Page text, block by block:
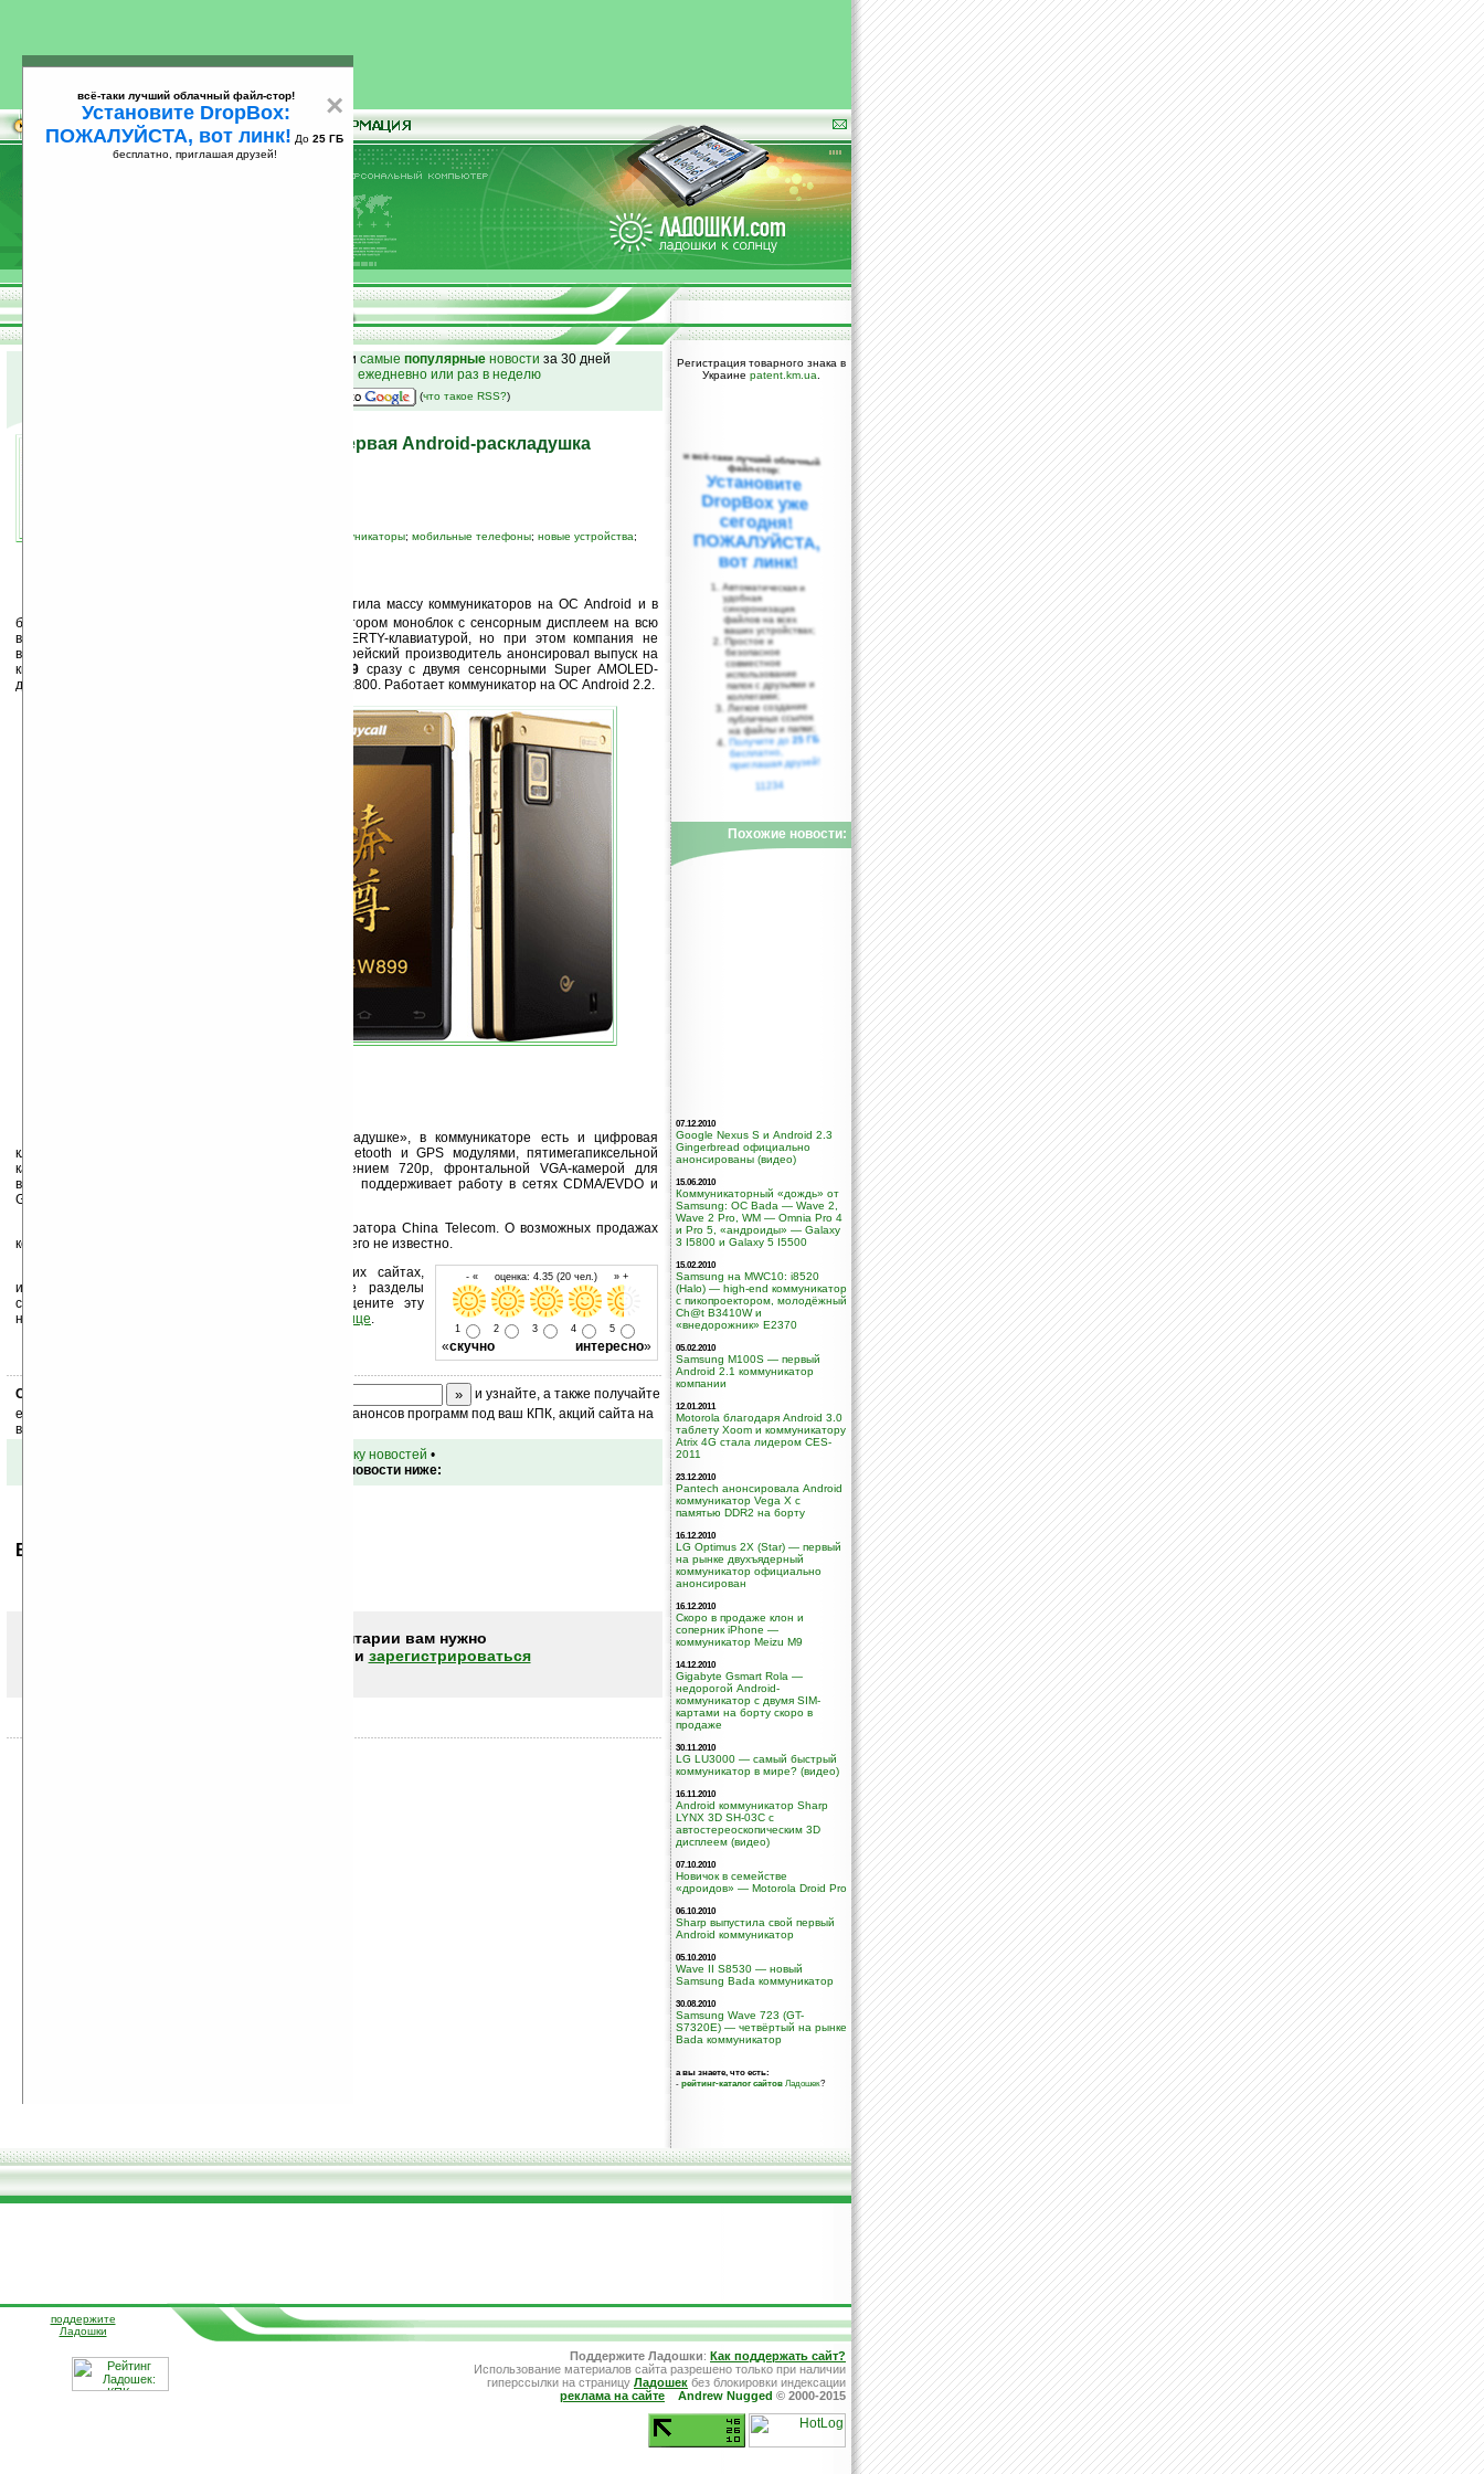
25
и самые популярные новости за 30 дней
на email ежедневно или раз в неделю
(что такое RSS?)
Коммуникатор W899 — первая Android-раскладушка
коммуникаторы; мобильные телефоны; новые устройства;
выпустила массу коммуникаторов на ОС Android и в
большей степени это были устройства с формфактором моноблок с сенсорным дисплеем на всю
величину корпуса или слайдер с выдвижной QWERTY-клавиатурой, но при этом компания не
выпустила ни одной Android-раскладушки. И вот корейский производитель анонсировал выпуск на
китайском рынке коммуникатора-раскладушки
W899сразу с двумя сенсорными Super AMOLED-
дисплеями размером 3.3 дюйма и разрешением 480x800. Работает коммуникатор на ОС Android 2.2.
Как и положено всякой порядочной «раскладушке», в коммуникаторе есть и цифровая
клавиатура. Кроме того, W899 оснащён Wi-Fi, Bluetooth и GPS модулями, пятимегапиксельной
камерой с поддержкой записи видео с разрешением 720p, фронтальной VGA-камерой для
видеозвонков, слотом под microSD карты памяти и поддерживает работу в сетях CDMA/EVDO и
GSM.
В Китае приобрести W899 можно в сети оператора China Telecom. О возможных продажах
коммуникатора за пределами Поднебесной пока ничего не известно.
- « оценка: 4.35 (20 чел.) » +
1 2 3 4 5
«скучно интересно»
Устанавливайте линк на Ладошки на своих сайтах,
изучайте коммерческую информацию, посещайте разделы
сайта (форум, чат, новости, файлы, прочие). Оцените эту
новость и оставьте свой комментарий
ниже на странице.
Скоро
и узнайте, а также получайте
ежедневный или еженедельный дайджест новостей, анонсов программ под ваш КПК, акций сайта на
ваш почтовый ящик.
вернуться к списку новостей •
Обсуждение этой новости ниже:
Ваше мнение будет первым.
Чтобы писать комментарии вам нужно
или зарегистрироваться
Регистрация товарного знака в
Украине patent.km.ua
×
всё-таки лучший облачный файл-стор!
Установите DropBox:
ПОЖАЛУЙСТА, вот линк! До 25 ГБ
бесплатно, приглашая друзей!
и всё-таки лучший облачный
файл-стор:
Установите
DropBox уже
сегодня!
ПОЖАЛУЙСТА,
вот линк!
Автоматическая и
удобная
синхронизация
файлов на всех
ваших устройствах;
Простое и
безопасное
совместное
использование
папок с друзьями и
коллегами;
Легкое создание
публичных ссылок
на файлы и папки;
Получите до25 ГБ
бесплатно,
приглашая друзей!
11234
Похожие новости:
07.12.2010
Google Nexus S и Android 2.3
Gingerbread официально
анонсированы (видео)
15.06.2010
Коммуникаторный «дождь» от
Samsung: ОС Bada — Wave 2,
Wave 2 Pro, WM — Omnia Pro 4
и Pro 5, «андроиды» — Galaxy
3 I5800 и Galaxy 5 I5500
15.02.2010
Samsung на MWC10: i8520
(Halo) — high-end коммуникатор
с пикопроектором, молодёжный
Ch@t B3410W и
«внедорожник» E2370
05.02.2010
Samsung M100S — первый
Android 2.1 коммуникатор
компании
12.01.2011
Motorola благодаря Android 3.0
таблету Xoom и коммуникатору
Atrix 4G стала лидером CES-
2011
23.12.2010
Pantech анонсировала Android
коммуникатор Vega X с
памятью DDR2 на борту
16.12.2010
LG Optimus 2X (Star) — первый
на рынке двухъядерный
коммуникатор официально
анонсирован
16.12.2010
Скоро в продаже клон и
соперник iPhone —
коммуникатор Meizu M9
14.12.2010
Gigabyte Gsmart Rola —
недорогой Android-
коммуникатор с двумя SIM-
картами на борту скоро в
продаже
30.11.2010
LG LU3000 — самый быстрый
коммуникатор в мире? (видео)
16.11.2010
Android коммуникатор Sharp
LYNX 3D SH-03C с
автостереоскопическим 3D
дисплеем (видео)
07.10.2010
Новичок в семействе
«дроидов» — Motorola Droid Pro
06.10.2010
Sharp выпустила свой первый
Android коммуникатор
05.10.2010
Wave II S8530 — новый
Samsung Bada коммуникатор
30.08.2010
Samsung Wave 723 (GT-
S7320E) — четвёртый на рынке
Bada коммуникатор
а вы знаете, что есть:
- рейтинг-каталог сайтов Ладошек?
поддержите
Ладошки
Поддержите Ладошки: Как поддержать сайт?
Использование материалов сайта разрешено только при наличии
гиперссылки на страницу Ладошек без блокировки индексации
реклама на сайте
Andrew Nugged © 2000-2015